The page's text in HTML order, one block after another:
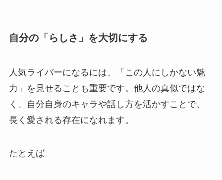
自分の「らしさ」を大切にする
人気ライバーになるには、「この人にしかない魅
力」を見せることも重要です。他人の真似ではな
く、自分自身のキャラや話し方を活かすことで、
長く愛される存在になれます。
たとえば